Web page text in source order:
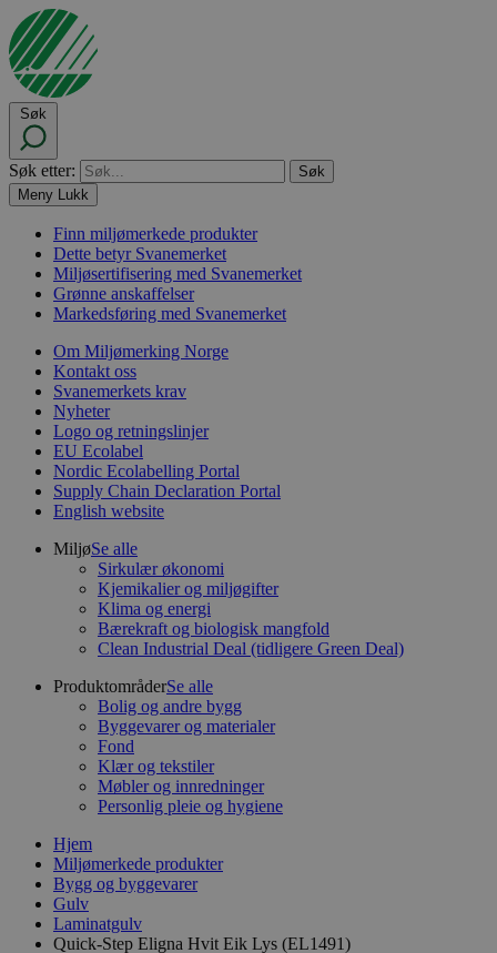
Søk
Søk etter:
Meny Lukk
Finn miljømerkede produkter
Dette betyr Svanemerket
Miljøsertifisering med Svanemerket
Grønne anskaffelser
Markedsføring med Svanemerket
Om Miljømerking Norge
Kontakt oss
Svanemerkets krav
Nyheter
Logo og retningslinjer
EU Ecolabel
Nordic Ecolabelling Portal
Supply Chain Declaration Portal
English website
MiljøSe alle
Sirkulær økonomi
Kjemikalier og miljøgifter
Klima og energi
Bærekraft og biologisk mangfold
Clean Industrial Deal (tidligere Green Deal)
ProduktområderSe alle
Bolig og andre bygg
Byggevarer og materialer
Fond
Klær og tekstiler
Møbler og innredninger
Personlig pleie og hygiene
Hjem
Miljømerkede produkter
Bygg og byggevarer
Gulv
Laminatgulv
Quick-Step Eligna Hvit Eik Lys (EL1491)